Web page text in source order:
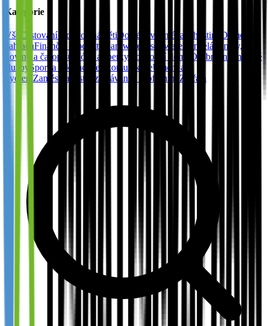
Kategorie
Vše Cestování a dovolená Děti Doménová jména a hosting
Domov a
zahradaFinanční produkty Hardware a softwareKancelář
Knihy,
noviny a časopisů
Móda a šperky Obchodní domy
Osobní internetové
služby Sport a rekreace TelekomunikaceUmění a
bydlení Zaměstnanost, vzdělávání a profesního Zvířata